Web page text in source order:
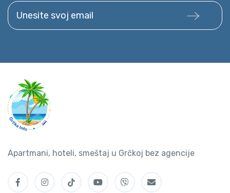
Unesite svoj email
Apartmani, hoteli, smeštaj u Grčkoj bez agencije